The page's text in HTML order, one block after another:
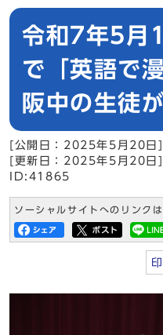
令和7年5
で「英語で
阪中の生徒
[公開日：2025年5月20日]
[更新日：2025年5月20日]
ID:41865
ソーシャルサイトへのリンク